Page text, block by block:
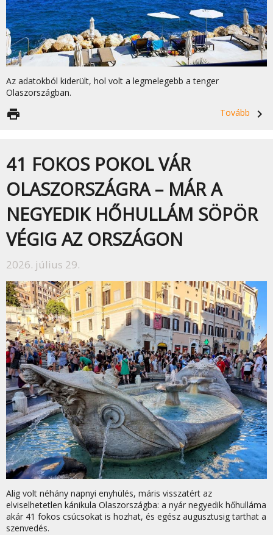
Az adatokból kiderült, hol volt a legmelegebb a tenger
Olaszországban.
Tovább
navigate_next
print
41 FOKOS POKOL VÁR
OLASZORSZÁGRA – MÁR A
NEGYEDIK HŐHULLÁM SÖPÖR
VÉGIG AZ ORSZÁGON
2026. július 29.
Alig volt néhány napnyi enyhülés, máris visszatért az
elviselhetetlen kánikula Olaszországba: a nyár negyedik hőhulláma
akár 41 fokos csúcsokat is hozhat, és egész augusztusig tarthat a
szenvedés.